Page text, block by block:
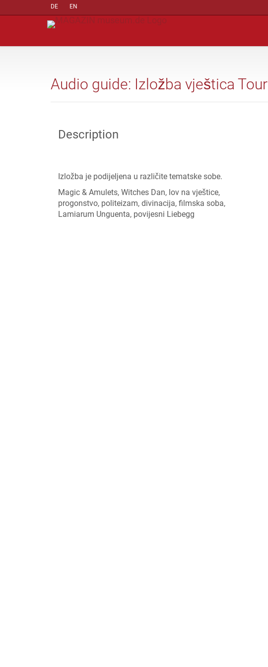
DE EN
Audio guide: Izložba vještica Tour
Description
Izložba je podijeljena u različite tematske sobe.
Magic & Amulets, Witches Dan, lov na vještice,
progonstvo, politeizam, divinacija, filmska soba,
Lamiarum Unguenta, povijesni Liebegg